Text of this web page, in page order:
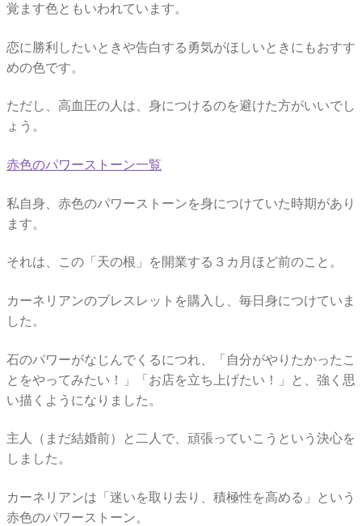
覚ます色ともいわれています。
恋に勝利したいときや告白する勇気がほしいときにもおすす
めの色です。
ただし、高血圧の人は、身につけるのを避けた方がいいでし
ょう。
赤色のパワーストーン一覧
私自身、赤色のパワーストーンを身につけていた時期があり
ます。
それは、この「天の根」を開業する３カ月ほど前のこと。
カーネリアンのブレスレットを購入し、毎日身につけていま
した。
石のパワーがなじんでくるにつれ、「自分がやりたかったこ
とをやってみたい！」「お店を立ち上げたい！」と、強く思
い描くようになりました。
主人（まだ結婚前）と二人で、頑張っていこうという決心を
しました。
カーネリアンは「迷いを取り去り、積極性を高める」という
赤色のパワーストーン。